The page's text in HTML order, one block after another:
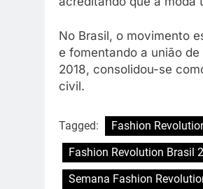
No Brasil, o movimento
e fomentando a união
2018, consolidou-se
civil.
Tagged: Fashion
Fashion Revolution Brasil
Semana Fashion